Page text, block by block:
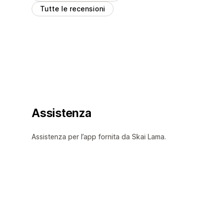
Tutte le recensioni
Assistenza
Assistenza per l’app fornita da Skai Lama.